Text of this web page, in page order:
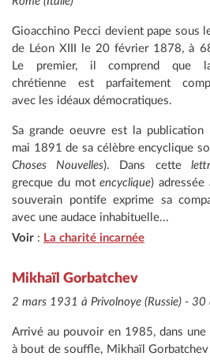
Gioacchino Pecci devient pape sous
de Léon XIII le 20 février 1878, à
Le premier, il comprend que
chrétienne est parfaitement
avec les idéaux démocratiques.
Sa grande oeuvre est la
mai 1891 de sa célèbre encyclique
Choses Nouvelles). Dans cette
grecque du motencyclique)
souverain pontife exprime sa
avec une audace inhabituelle...
Voir : La charité incarnée
Mikhaïl Gorbatchev
2 mars 1931 à Privolnoye (Russie) -
Arrivé au pouvoir en 1985, dans une
à bout de souffle, Mikhaïl